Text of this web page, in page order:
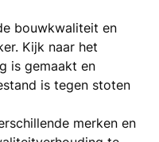
bouwkwaliteit en
Kijk naar het
is gemaakt en
is tegen stoten
merken en